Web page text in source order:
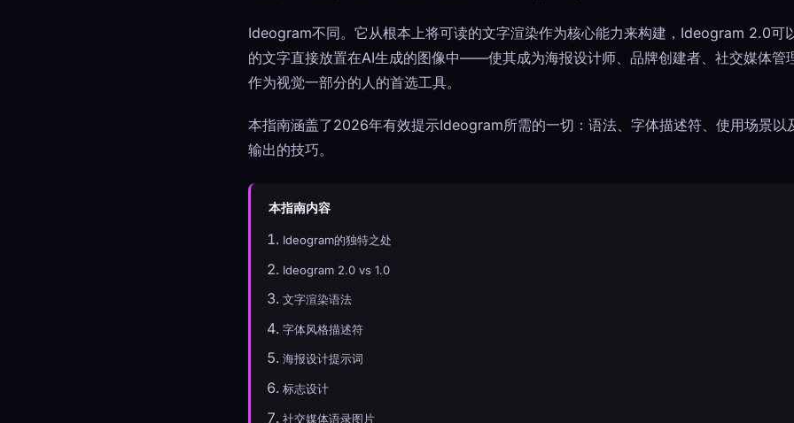
Ideogram不同。它从根本上将可读的文字渲染作为核心能力来构建，Ideogram 2.0可
的文字直接放置在AI生成的图像中——使其成为海报设计师、品牌创建者、社交媒体管
作为视觉一部分的人的首选工具。
本指南涵盖了2026年有效提示Ideogram所需的一切：语法、字体描述符、使用场景以
输出的技巧。
本指南内容
Ideogram的独特之处
Ideogram 2.0 vs 1.0
文字渲染语法
字体风格描述符
海报设计提示词
标志设计
社交媒体语录图片